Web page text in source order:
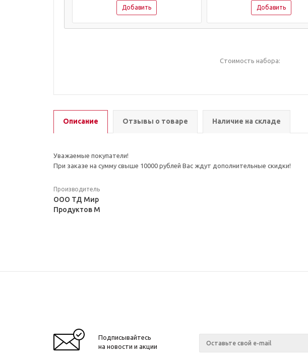
Добавить Добавить
Стоимость набора:
Описание Отзывы о товаре Наличие на складе
Уважаемые покупатели!
При заказе на сумму свыше 10000 рублей Вас ждут дополнительные скидки!
Производитель
ООО ТД Мир
Продуктов М
Подписывайтесь
на новости и акции